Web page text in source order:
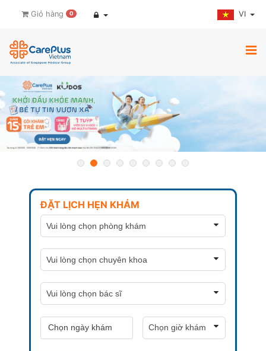
Giỏ hàng 0 VI
ĐẶT LỊCH HẸN KHÁM